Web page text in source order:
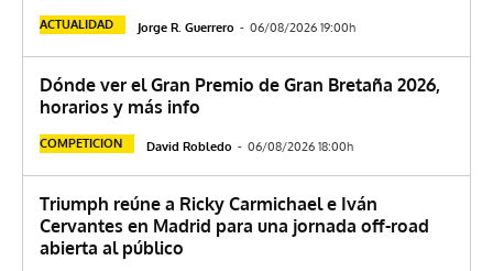
ACTUALIDAD Jorge R. Guerrero - 06/08/2026 19:00h
Dónde ver el Gran Premio de Gran Bretaña 2026,
horarios y más info
COMPETICION David Robledo - 06/08/2026 18:00h
Triumph reúne a Ricky Carmichael e Iván
Cervantes en Madrid para una jornada off-road
abierta al público